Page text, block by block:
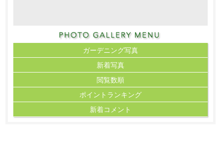
ガーデニング写真
新着写真
閲覧数順
ポイント ランキング
新着コメント